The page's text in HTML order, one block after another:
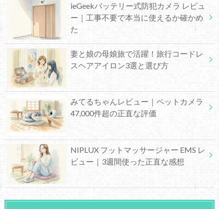
ieGeekバッテリー式防犯カメラ レビュ
ー｜工事不要で本当に使えるか確かめ
た
妻と娘の母娘旅で活躍！旅行コードレ
スヘアアイロン3選と選び方
みてるちゃんレビュー｜ペットカメラ
47,000件超の正直な評価
NIPLUX フットマッサージャー EMS レ
ビュー｜3週間使った正直な感想